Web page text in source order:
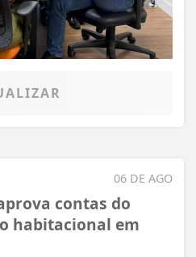
06 DE AGO
contas do
habitacional em